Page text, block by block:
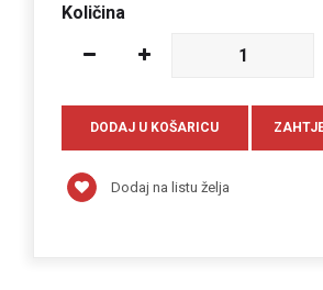
Količina
Dodaj na listu želja